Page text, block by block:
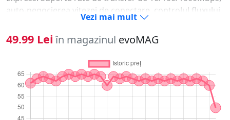
auto-negocierea vitezei de conectare, controlul fluxului
de date 802.3x si tehnologia Wake-on-Lan. Datorita
stabilitatii si costurilor reduse, TG-3468 reprezinta o
solutie eficienta de actualizare a retelei. Suporta Wake-
on-LAN Auto Negociere si Auto MDI/MDIX Suporta
Controlul Fluxului IEEE802.3x pentru Modul Full Duplex
si backpressure pentru Modul Half-duplex Suporta IEEE
802.1p Layer 2 Priority Encoding si IEEE802.1q VLAN
tagging Suporta functii de consum redus power
Vezi mai mult
49.99 Lei în magazinul evoMAG